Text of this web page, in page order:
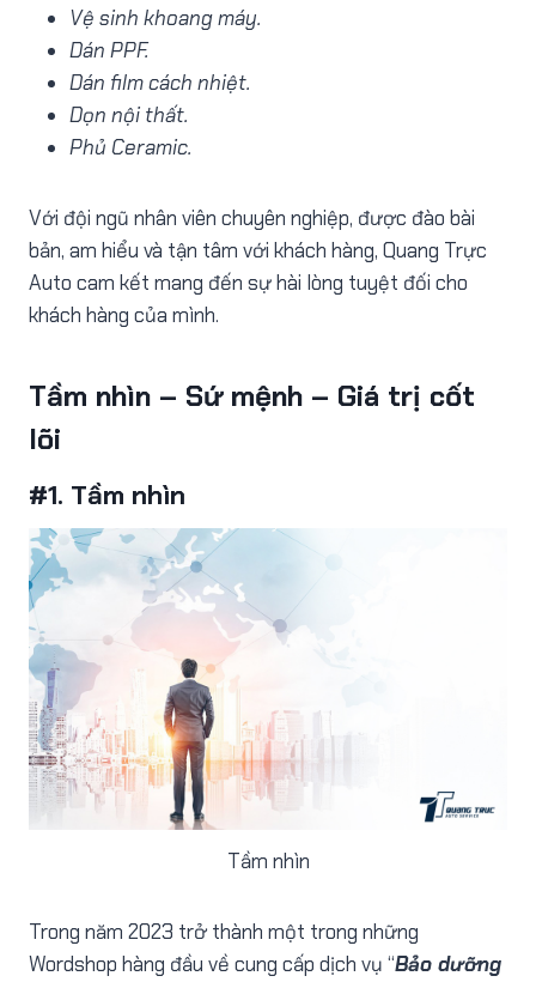
Vệ sinh khoang máy.
Dán PPF.
Dán film cách nhiệt.
Dọn nội thất.
Phủ Ceramic.
Với đội ngũ nhân viên chuyên nghiệp, được đào bài
bản, am hiểu và tận tâm với khách hàng, Quang Trực
Auto cam kết mang đến sự hài lòng tuyệt đối cho
khách hàng của mình.
Tầm nhìn – Sứ mệnh – Giá trị cốt
lõi
#1. Tầm nhìn
Tầm nhìn
Trong năm 2023 trở thành một trong những
Wordshop hàng đầu về cung cấp dịch vụ “Bảo dưỡng